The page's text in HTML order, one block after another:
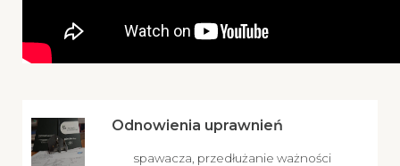
Odnowienia uprawnień
spawacza, przedłużanie ważności